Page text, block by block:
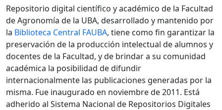
Repositorio digital científico y académico de la Facultad
de Agronomía de la UBA, desarrollado y mantenido por
la Biblioteca Central FAUBA, tiene como fin garantizar la
preservación de la producción intelectual de alumnos y
docentes de la Facultad, y de brindar a su comunidad
académica la posibilidad de difundir
internacionalmente las publicaciones generadas por la
misma. Fue inaugurado en noviembre de 2011. Está
adherido al Sistema Nacional de Repositorios Digitales